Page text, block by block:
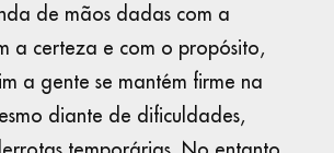
de mãos dadas com a
a certeza e com o propósito,
a gente se mantém firme na
diante de dificuldades,